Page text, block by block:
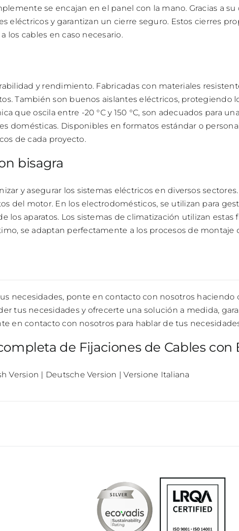
se encajan en el panel con la mano. Gracias a
eléctricos y garantizan un cierre seguro. Estos cierres
los cables en caso necesario.
y rendimiento. Fabricadas con materiales
También son buenos aislantes eléctricos, protegiendo
que oscila entre -20 °C y 150 °C, son adecuados para
domésticas. Disponibles en formatos estándar o
de cada proyecto.
bisagra
y asegurar los sistemas eléctricos en diversos
del motor. En los electrodomésticos, se utilizan para
aparatos. Los sistemas de climatización utilizan estas
se adaptan perfectamente a los procesos de
necesidades, ponte en contacto con nosotros haciendo
tus necesidades y ofrecerte una solución a medida,
en contacto con nosotros para hablar de tus
de Fijaciones de Cables con
Version | Deutsche Version |Versione Italiana